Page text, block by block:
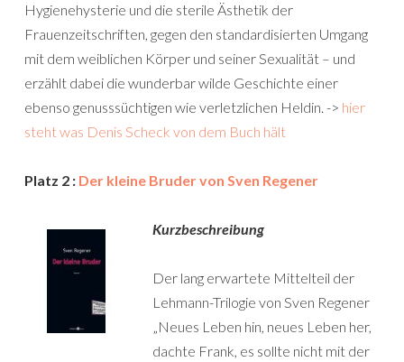
Hygienehysterie und die sterile Ästhetik der
Frauenzeitschriften, gegen den standardisierten Umgang
mit dem weiblichen Körper und seiner Sexualität – und
erzählt dabei die wunderbar wilde Geschichte einer
ebenso genusssüchtigen wie verletzlichen Heldin. -> hier
steht was Denis Scheck von dem Buch hält
Platz 2 : Der kleine Bruder von Sven Regener
Kurzbeschreibung
Der lang erwartete Mittelteil der
Lehmann-Trilogie von Sven Regener
„Neues Leben hin, neues Leben her,
dachte Frank, es sollte nicht mit der